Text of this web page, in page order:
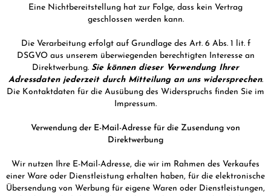
Eine Nichtbereitstellung hat zur Folge, dass kein Vertrag
geschlossen werden kann.
Die Verarbeitung erfolgt auf Grundlage des Art. 6 Abs. 1 lit. f
DSGVO aus unserem überwiegenden berechtigten Interesse an
Direktwerbung. Sie können dieser Verwendung Ihrer
Adressdaten jederzeit durch Mitteilung an uns widersprechen.
Die Kontaktdaten für die Ausübung des Widerspruchs finden Sie im
Impressum.
Verwendung der E-Mail-Adresse für die Zusendung von
Direktwerbung
Wir nutzen Ihre E-Mail-Adresse, die wir im Rahmen des Verkaufes
einer Ware oder Dienstleistung erhalten haben, für die elektronische
Übersendung von Werbung für eigene Waren oder Dienstleistungen,